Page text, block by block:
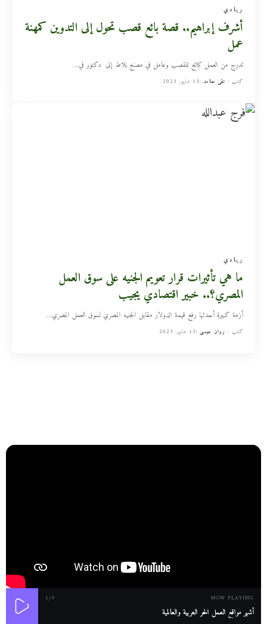
ريادي
أشرف إبراهيم.. قصة بائع قصب تحول إلى التدوين كمهنة
عمل
تدرج من العمل كبائع للقصب وعامل في مصنع بلاط إلى دكتور في…
كتب : تقى حامد 13 مايو, 2023
ريادي
ما هي تأثيرات قرار تعويم الجنيه على سوق العمل
المصري؟.. خبير اقتصادي يجيب
أزمة كبيرة أحدثها رفع قيمة الدولار مقابل الجنيه المصري لسوق العمل المصري…
كتب : روان عيسى 13 مايو, 2023
NOW PLAYING
1/9
أشهر مواقع العمل الحر العربية والعالمية